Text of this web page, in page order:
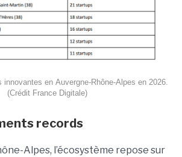
innovantes en Auvergne-Rhône-Alpes en 2026.
(Crédit France Digitale)
records
Alpes, l’écosystème repose sur